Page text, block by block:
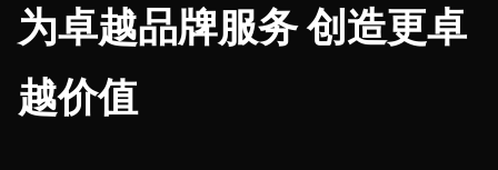
为卓越品牌服务 创造更卓
越价值